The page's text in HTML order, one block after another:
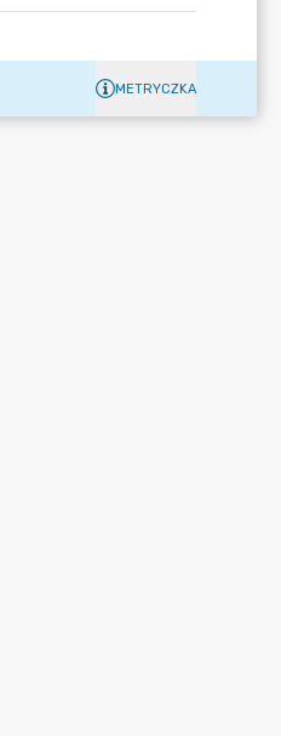
METRYCZKA